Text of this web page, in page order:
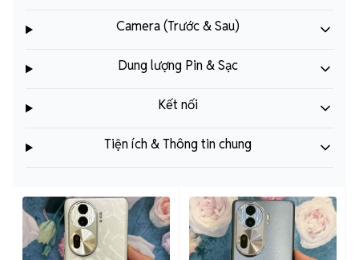
Camera (Trước & Sau)
Dung lượng Pin & Sạc
Kết nối
Tiện ích & Thông tin chung